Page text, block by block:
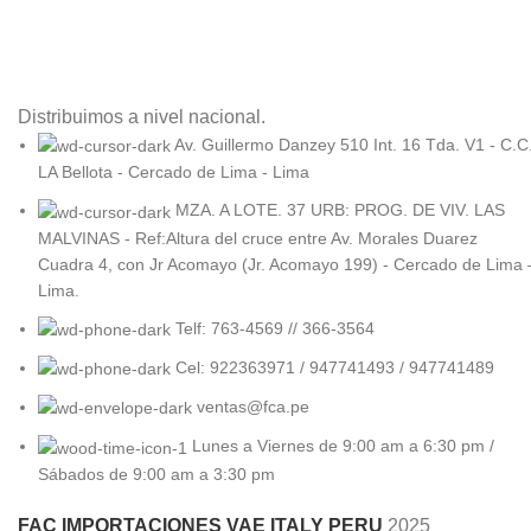
Distribuimos a nivel nacional.
Av. Guillermo Danzey 510 Int. 16 Tda. V1 -
LA Bellota - Cercado de Lima - Lima
MZA. A LOTE. 37 URB: PROG. DE VIV. LAS
MALVINAS - Ref:Altura del cruce entre Av. Morales Duarez
Cuadra 4, con Jr Acomayo (Jr. Acomayo 199) - Cercado de Lima
Lima.
Telf: 763-4569 // 366-3564
Cel: 922363971 / 947741493 / 947741489
ventas@fca.pe
Lunes a Viernes de 9:00 am a 6:30 pm /
Sábados de 9:00 am a 3:30 pm
FAC IMPORTACIONES VAE ITALY PERU 2025